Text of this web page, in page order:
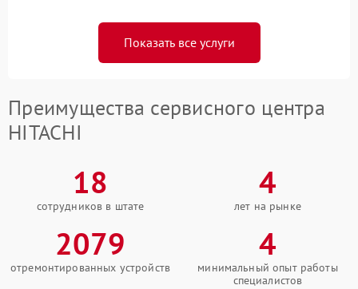
Показать все услуги
Преимущества сервисного центра
HITACHI
18
сотрудников в штате
4
лет на рынке
2079
отремонтированных устройств
4
минимальный опыт работы
специалистов